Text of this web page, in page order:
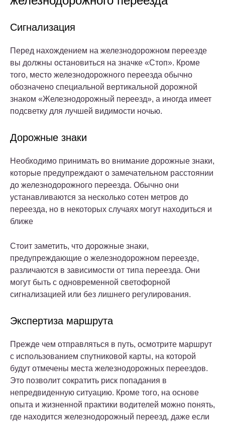
Сигнализация
Перед нахождением на железнодорожном переезде
вы должны остановиться на значке «Стоп». Кроме
того, место железнодорожного переезда обычно
обозначено специальной вертикальной дорожной
знаком «Железнодорожный переезд», а иногда имеет
подсветку для лучшей видимости ночью.
Дорожные знаки
Необходимо принимать во внимание дорожные знаки,
которые предупреждают о замечательном расстоянии
до железнодорожного переезда. Обычно они
устанавливаются за несколько сотен метров до
переезда, но в некоторых случаях могут находиться и
ближе
Стоит заметить, что дорожные знаки,
предупреждающие о железнодорожном переезде,
различаются в зависимости от типа переезда. Они
могут быть с одновременной светофорной
сигнализацией или без лишнего регулирования.
Экспертиза маршрута
Прежде чем отправляться в путь, осмотрите маршрут
с использованием спутниковой карты, на которой
будут отмечены места железнодорожных переездов.
Это позволит сократить риск попадания в
непредвиденную ситуацию. Кроме того, на основе
опыта и жизненной практики водителей можно понять,
где находится железнодорожный переезд, даже если